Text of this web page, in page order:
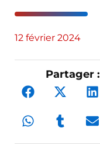
12 février 2024
Partager :